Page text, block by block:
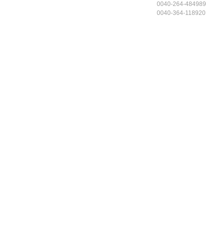
0040-264-484989
0040-364-118920